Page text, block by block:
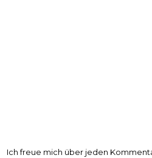
Ich freue mich über jeden